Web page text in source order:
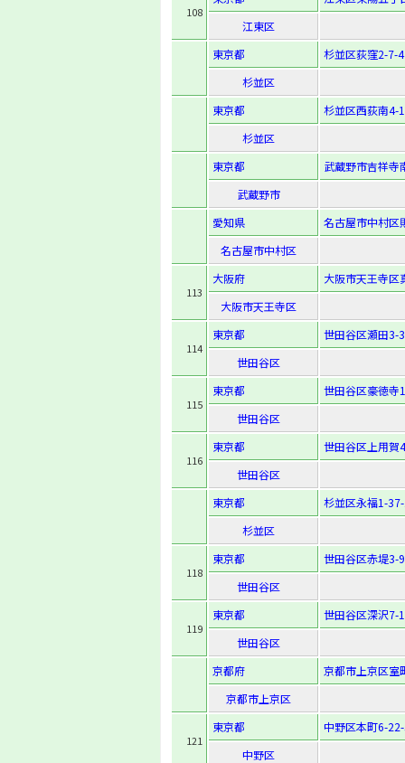
108
江東区
東京都
杉並区荻窪2-7-4
杉並区
東京都
杉並区西荻南4-
杉並区
東京都
武蔵野市吉祥寺
武蔵野市
愛知県
名古屋市中村区
名古屋市中村区
113
大阪府
大阪市天王寺区
大阪市天王寺区
114
東京都
世田谷区瀬田3-
世田谷区
115
東京都
世田谷区豪徳寺
世田谷区
116
東京都
世田谷区上用賀
世田谷区
東京都
杉並区永福1-
杉並区
118
東京都
世田谷区赤堤3-
世田谷区
119
東京都
世田谷区深沢7-
世田谷区
京都府
京都市上京区室
京都市上京区
121
東京都
中野区本町6-
中野区